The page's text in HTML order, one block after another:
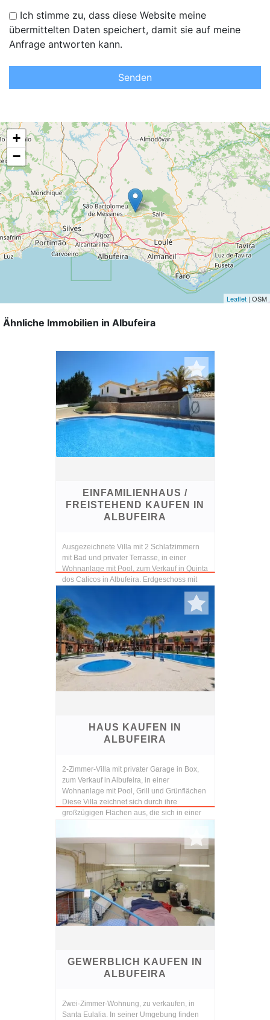
Ich stimme zu, dass diese Website meine
übermittelten Daten speichert, damit sie auf meine
Anfrage antworten kann.
Senden
+
−
Leaflet | OSM
Ähnliche Immobilien in Albufeira
EINFAMILIENHAUS /
FREISTEHEND KAUFEN IN
ALBUFEIRA
Ausgezeichnete Villa mit 2 Schlafzimmern
mit Bad und privater Terrasse, in einer
Wohnanlage mit Pool, zum Verkauf in Quinta
dos Calicos in Albufeira. Erdgeschoss mit
Flur, ausgestattete Küche, Speisekammer,
Service-...
HAUS KAUFEN IN
ALBUFEIRA
2-Zimmer-Villa mit privater Garage in Box,
zum Verkauf in Albufeira, in einer
Wohnanlage mit Pool, Grill und Grünflächen
Diese Villa zeichnet sich durch ihre
großzügigen Flächen aus, die sich in einer
GEWERBLICH KAUFEN IN
ALBUFEIRA
Zwei-Zimmer-Wohnung, zu verkaufen, in
Santa Eulalia. In seiner Umgebung finden